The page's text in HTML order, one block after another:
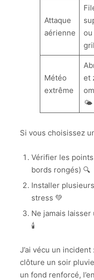
Attaque
aérienne
Météo
extrême
et
🌤️
Si vous choisissez
Vérifier les
bords rongés) 🔍
Installer
stress 💚
Ne jamais
🕯️
J’ai vécu un
clôture un soir
un fond renforcé,